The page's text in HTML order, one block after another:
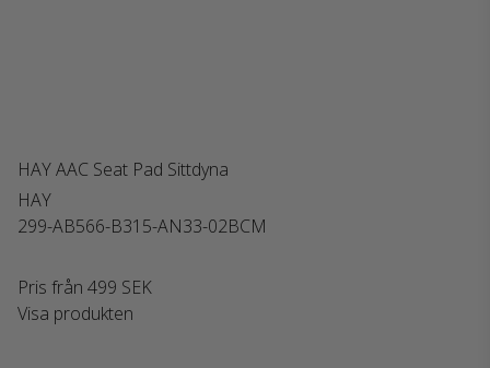
HAY AAC Seat Pad Sittdyna
HAY
299-AB566-B315-AN33-02BCM
Pris från 499 SEK
Visa produkten